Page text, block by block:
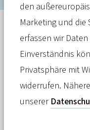
Pressemitteilung
Der Vorschlag
alter Hut,
den
Marketing und die
erfassen wir
Einverständnis
Privatsphäre mit
widerrufen.
unserer